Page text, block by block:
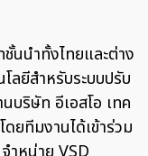
นนำทั้งไทยและต่าง
ลยีสำหรับระบบปรับ
บริษัท อีเอสโอ เทค
ยทีมงานได้เข้าร่วม